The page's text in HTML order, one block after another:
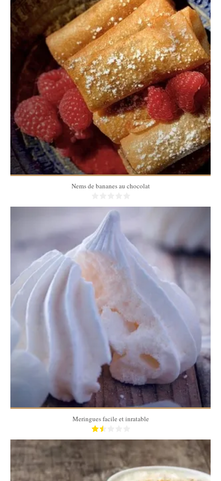
4 personnes
10 Min
Nems de bananes au chocolat
Meringues facile et inratable